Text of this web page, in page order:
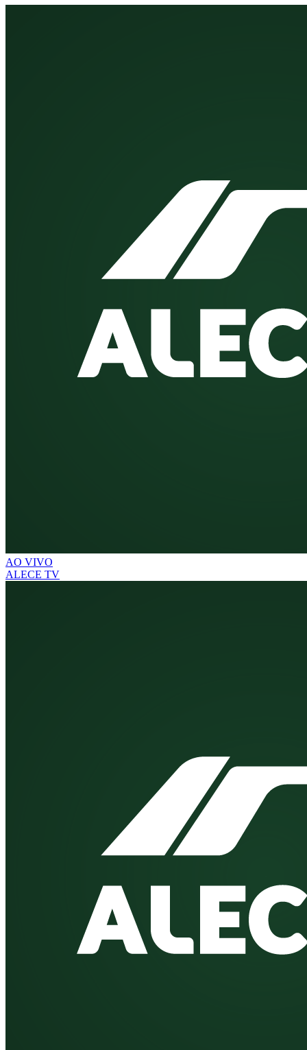
AO VIVO
ALECE TV